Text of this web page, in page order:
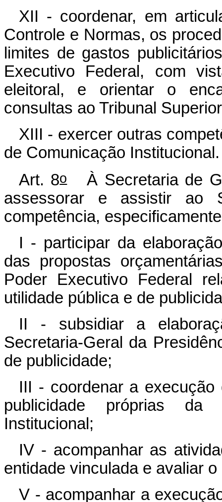
XII - coordenar, em
Controle e Normas, os
limites de gastos
Executivo Federal, com
eleitoral, e orientar o
consultas ao Tribunal
XIII - exercer outras
de Comunicação
Art. 8oÀ Secretaria de
assessorar e assistir ao
competência,
I - participar da
das propostas
Poder Executivo Federal
utilidade pública e de
II - subsidiar a
Secretaria-Geral da
de publicidade;
III - coordenar a
publicidade próprias da
Institucional;
IV - acompanhar as
entidade vinculada e avaliar
V - acompanhar a